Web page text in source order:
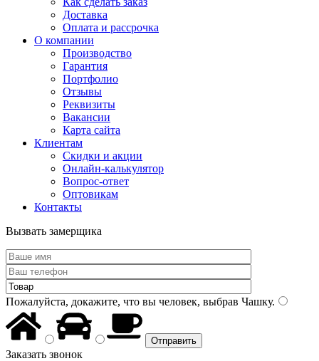
Доставка
Оплата и рассрочка
О компании
Производство
Гарантия
Портфолио
Отзывы
Реквизиты
Вакансии
Карта сайта
Клиентам
Скидки и акции
Онлайн-калькулятор
Вопрос-ответ
Оптовикам
Контакты
Вызвать замерщика
Пожалуйста, докажите, что вы человек, выбрав Чашку.
Заказать звонок